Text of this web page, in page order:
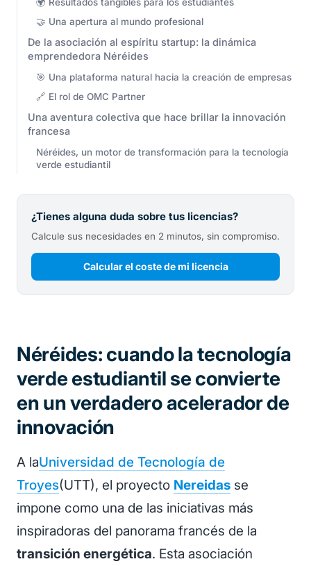
🤝 Una apertura al mundo profesional
De la asociación al espíritu startup: la dinámica
emprendedora Néréides
🎯 Una plataforma natural hacia la creación de empresas
🔗 El rol de OMC Partner
Una aventura colectiva que hace brillar la innovación
francesa
Néréides, un motor de transformación para la tecnología
verde estudiantil
¿Tienes alguna duda sobre tus licencias?
Calcule sus necesidades en 2 minutos, sin compromiso.
Calcular el coste de mi licencia
Néréides: cuando la tecnología
verde estudiantil se convierte
en un verdadero acelerador de
innovación
A laUniversidad de Tecnología de
Troyes(UTT), el proyecto Nereidas se
impone como una de las iniciativas más
inspiradoras del panorama francés de la
transición energética. Esta asociación